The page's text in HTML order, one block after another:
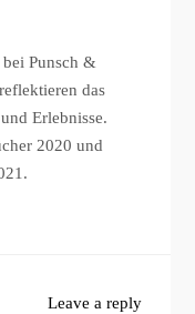
bei Punsch &
das
Erlebnisse.
2020 und
Leave a reply